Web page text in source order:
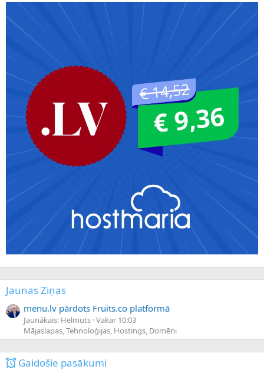
Jaunas Ziņas
menu.lv pārdots Fruits.co platformā
Jaunākais: Helmuts Vakar 10:03
Mājaslapas, Tehnoloģijas, Hostings, Domēni
Gaidošie pasākumi